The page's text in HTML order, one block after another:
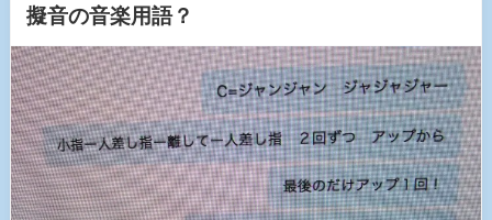
擬音の音楽用語？